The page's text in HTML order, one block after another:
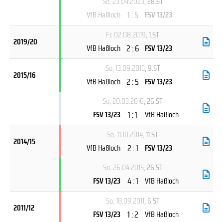
VfB Haßloch 1 : 5 FSV 13/23
2019/20
Fr, 02.08.2019, 1.ST
VfB Haßloch 2 : 6 FSV 13/23
2015/16
So, 13.09.2015, 9.ST
VfB Haßloch 2 : 5 FSV 13/23
So, 20.03.2016, 26.ST
FSV 13/23 1 : 1 VfB Haßloch
2014/15
Sa, 11.10.2014, 11.ST
VfB Haßloch 2 : 1 FSV 13/23
So, 26.04.2015, 26.ST
FSV 13/23 4 : 1 VfB Haßloch
2011/12
So, 18.09.2011, 6.ST
FSV 13/23 1 : 2 VfB Haßloch